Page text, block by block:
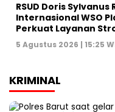
RSUD Doris
Internasional WSO
Perkuat Layanan
5 Agustus 2026 | 15:25
KRIMINAL